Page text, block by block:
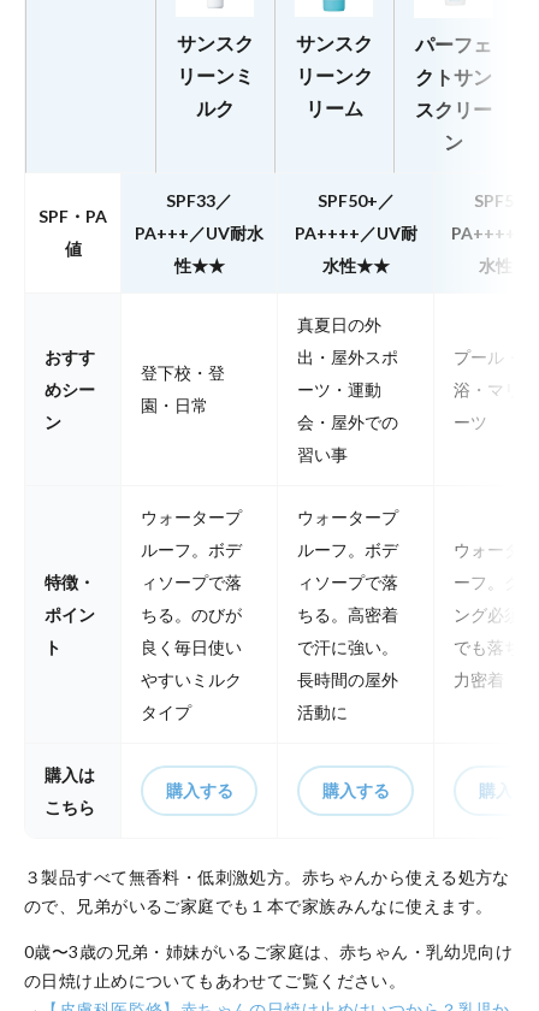
サンスク
リーンミ
ルク
サンスク
リーンク
リーム
パーフェ
クトサン
スクリー
ン
SPF・PA
値
SPF33／
PA+++／UV耐水
性★★
SPF50+／
PA++++／UV耐
水性★★
SPF50+
PA++++／
水性
おすす
めシー
ン
登下校・登
園・日常
真夏日の外
出・屋外スポ
ーツ・運動
会・屋外での
習い事
プール・
浴・マリ
ーツ
特徴・
ポイン
ト
ウォータープ
ルーフ。ボデ
ィソープで落
ちる。のびが
良く毎日使い
やすいミルク
タイプ
ウォータープ
ルーフ。ボデ
ィソープで落
ちる。高密着
で汗に強い。
長時間の屋外
活動に
ウォータ
ーフ。ク
ング必須
でも落ち
力密着
購入は
こちら
購入する 購入する 購入す
３製品すべて無香料・低刺激処方。赤ちゃんから使える処方な
ので、兄弟がいるご家庭でも１本で家族みんなに使えます。
0歳〜3歳の兄弟・姉妹がいるご家庭は、赤ちゃん・乳幼児向け
の日焼け止めについてもあわせてご覧ください。